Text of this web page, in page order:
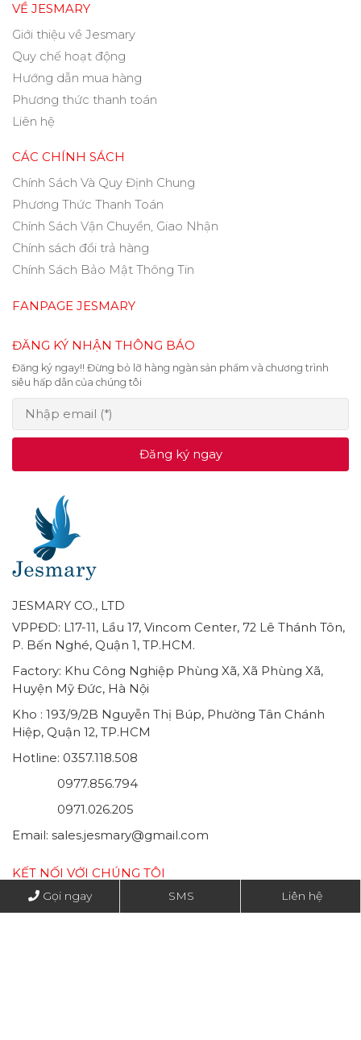
VỀ JESMARY
Giới thiệu về Jesmary
Quy chế hoạt động
Hướng dẫn mua hàng
Phương thức thanh toán
Liên hệ
CÁC CHÍNH SÁCH
Chính Sách Và Quy Định Chung
Phương Thức Thanh Toán
Chính Sách Vận Chuyển, Giao Nhận
Chính sách đổi trả hàng
Chính Sách Bảo Mật Thông Tin
FANPAGE JESMARY
ĐĂNG KÝ NHẬN THÔNG BÁO
Đăng ký ngay!! Đừng bỏ lỡ hàng ngàn sản phẩm và chương trình
siêu hấp dẫn của chúng tôi
Đăng ký ngay
JESMARY CO., LTD
VPPĐD: L17-11, Lầu 17, Vincom Center, 72 Lê Thánh Tôn,
P. Bến Nghé, Quận 1, TP.HCM.
Factory: Khu Công Nghiệp Phùng Xã, Xã Phùng Xã,
Huyện Mỹ Đức, Hà Nội
Kho : 193/9/2B Nguyễn Thị Búp, Phường Tân Chánh
Hiệp, Quận 12, TP.HCM
Hotline: 0357.118.508
0977.856.794
0971.026.205
Email: sales.jesmary@gmail.com
KẾT NỐI VỚI CHÚNG TÔI
Gọi ngay SMS Liên hệ